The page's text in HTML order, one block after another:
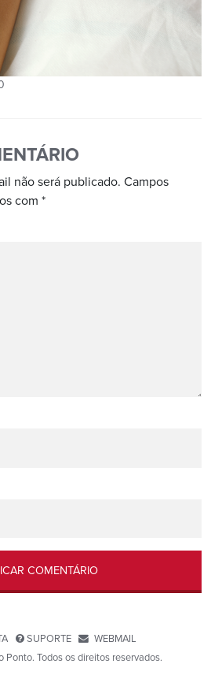
não será publicado. Campos
com *
SUPORTE
WEBMAIL
Todos os direitos reservados.